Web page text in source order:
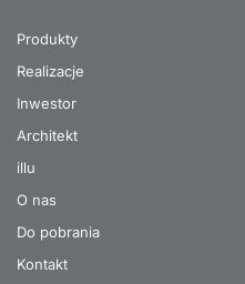
Produkty
Realizacje
Inwestor
Architekt
illu
O nas
Do pobrania
Kontakt